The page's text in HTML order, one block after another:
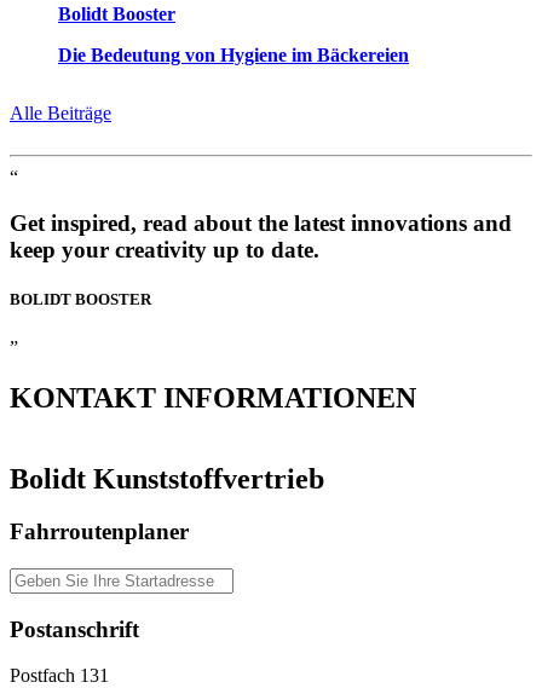
Bolidt Booster
Die Bedeutung von Hygiene im Bäckereien
Alle Beiträge
“
Get inspired, read about the latest innovations and
keep your creativity up to date.
BOLIDT BOOSTER
”
KONTAKT INFORMATIONEN
Bolidt Kunststoffvertrieb
Fahrroutenplaner
Postanschrift
Postfach 131